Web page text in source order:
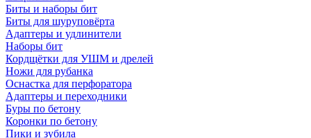
Биты и наборы бит
Биты для шуруповёрта
Адаптеры и удлинители
Наборы бит
Кордщётки для УШМ и дрелей
Ножи для рубанка
Оснастка для перфоратора
Адаптеры и переходники
Буры по бетону
Коронки по бетону
Пики и зубила